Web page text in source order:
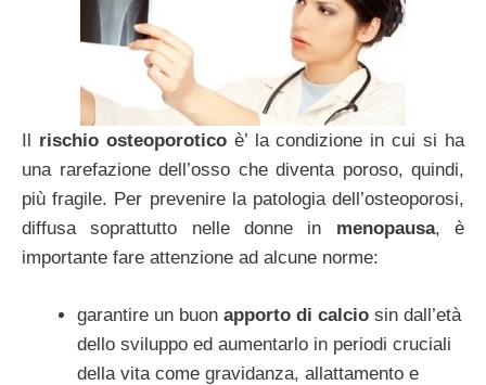
rischio osteoporoticoè’ la condizione in cui si ha
una rarefazione dell’osso che diventa poroso, quindi,
più fragile. Per prevenire la patologia dell’osteoporosi,
diffusa soprattutto nelle donne in menopausa, è
importante fare attenzione ad alcune norme:
garantire un buon apporto di calcio sin dall’età
dello sviluppo ed aumentarlo in periodi cruciali
della vita come gravidanza, allattamento e